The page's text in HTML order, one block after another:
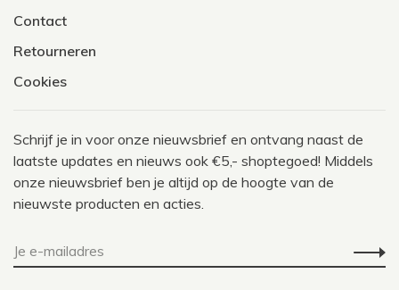
Contact
Retourneren
Cookies
Schrijf je in voor onze nieuwsbrief en ontvang naast de
laatste updates en nieuws ook €5,- shoptegoed! Middels
onze nieuwsbrief ben je altijd op de hoogte van de
nieuwste producten en acties.